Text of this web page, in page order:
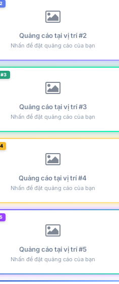
Quảng cáo tại vị trí #2
Nhấn để đặt quảng cáo của bạn
Quảng cáo tại vị trí #3
Nhấn để đặt quảng cáo của bạn
Quảng cáo tại vị trí #4
Nhấn để đặt quảng cáo của bạn
Quảng cáo tại vị trí #5
Nhấn để đặt quảng cáo của bạn